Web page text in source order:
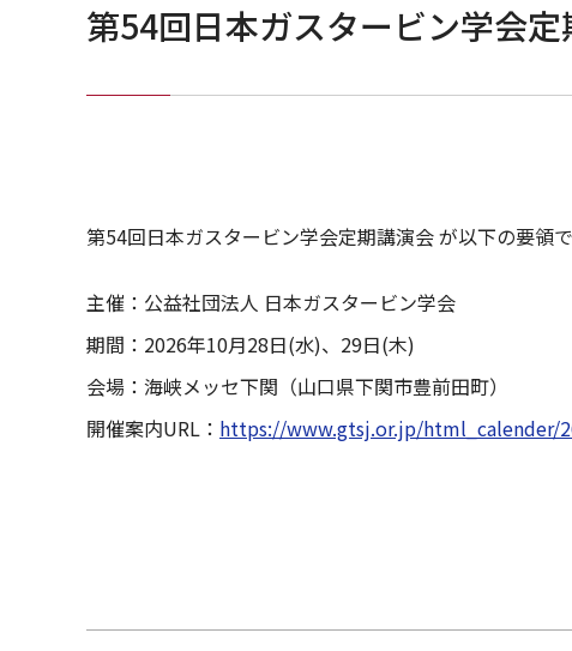
第54回日本ガスタービン学会
第54回日本ガスタービン学会定期講演会 が以下の要領
主催：公益社団法人 日本ガスタービン学会
期間：2026年10月28日(水)、29日(木)
会場：海峡メッセ下関（山口県下関市豊前田町）
開催案内URL： https://www.gtsj.or.jp/html_calender/